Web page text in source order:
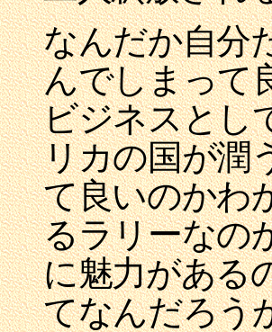
なんだか自分
んでしまって
ビジネスとし
リカの国が潤
て良いのかわ
るラリーなの
に魅力がある
てなんだろう